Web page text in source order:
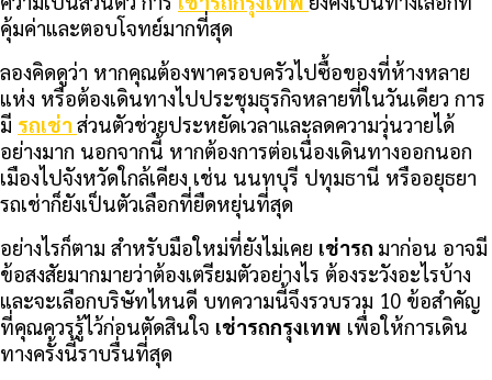
คุ้มค่าและตอบโจทย์มากที่สุด
ลองคิดดูว่า หากคุณต้องพาครอบครัวไปซื้อของที่ห้างหลาย
แห่ง หรือต้องเดินทางไปประชุมธุรกิจหลายที่ในวันเดียว การ
มี รถเช่า ส่วนตัวช่วยประหยัดเวลาและลดความวุ่นวายได้
อย่างมาก นอกจากนี้ หากต้องการต่อเนื่องเดินทางออกนอก
เมืองไปจังหวัดใกล้เคียง เช่น นนทบุรี ปทุมธานี หรืออยุธยา
รถเช่าก็ยังเป็นตัวเลือกที่ยืดหยุ่นที่สุด
อย่างไรก็ตาม สำหรับมือใหม่ที่ยังไม่เคย เช่ารถ มาก่อน อาจมี
ข้อสงสัยมากมายว่าต้องเตรียมตัวอย่างไร ต้องระวังอะไรบ้าง
และจะเลือกบริษัทไหนดี บทความนี้จึงรวบรวม 10 ข้อสำคัญ
ที่คุณควรรู้ไว้ก่อนตัดสินใจ เช่ารถกรุงเทพ เพื่อให้การเดิน
ทางครั้งนี้ราบรื่นที่สุด